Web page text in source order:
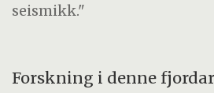
seismikk."
Forskning i denne